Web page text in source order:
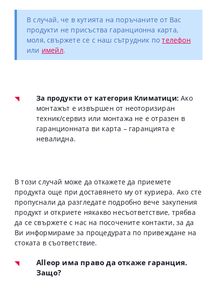
В случай, че в кутията на поръчаните от Вас
продукти не присъства гаранционна карта,
моля, свържете се с наш сътрудник потелефон
или имейл.
За продукти от категория Климатици:Ако
монтажът е извършен от неоторизиран
техник/сервиз или монтажа не е отразен в
гаранционната ви карта – гаранцията е
невалидна.
В този случай може да откажете да приемете
продукта още при доставянето му от куриера. Ако сте
пропуснали да разгледате подробно вече закупения
продукт и откриете някакво несъответствие, трябва
да се свържете с нас на посочените контакти, за да
Ви информираме за процедурата по привеждане на
стоката в съответствие.
Alleop има право да откаже гаранция.
Защо?